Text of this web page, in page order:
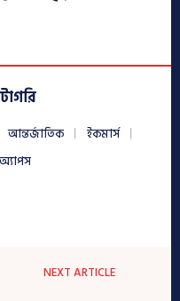
আন্তর্জাতিক
ইকমার্স
অ্যাপস
NEXT ARTICLE